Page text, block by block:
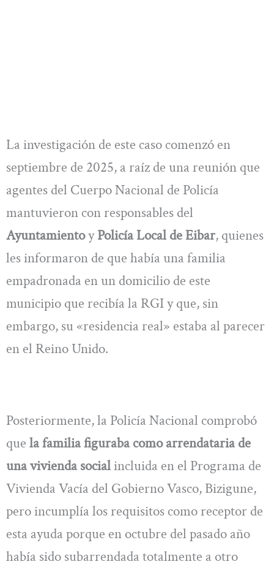
La investigación de este caso comenzó en
septiembre de 2025, a raíz de una reunión que
agentes del Cuerpo Nacional de Policía
mantuvieron con responsables del
AyuntamientoyPolicía Local de Eibar, quienes
les informaron de que había una familia
empadronada en un domicilio de este
municipio que recibía la RGI y que, sin
embargo, su «residencia real» estaba al parecer
en el Reino Unido.
Posteriormente, la Policía Nacional comprobó
que la familia figuraba como arrendataria de
una vivienda socialincluida en el Programa de
Vivienda Vacía del Gobierno Vasco, Bizigune,
pero incumplía los requisitos como receptor de
esta ayuda porque en octubre del pasado año
había sido subarrendada totalmente a otro